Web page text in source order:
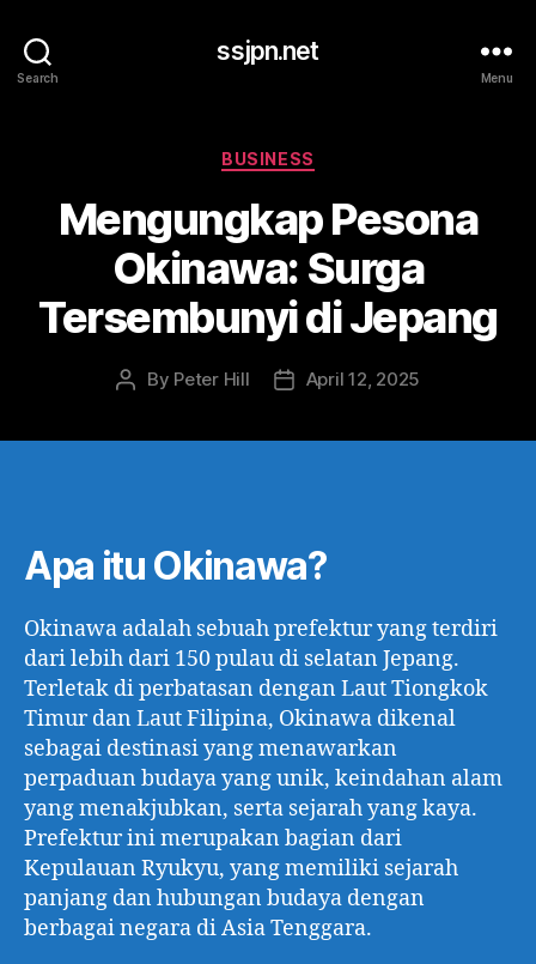
Search
ssjpn.net
Menu
Categories
BUSINESS
Mengungkap Pesona
Okinawa: Surga
Tersembunyi di Jepang
Post
By Peter Hill
PostApril 12, 2025
Apa itu Okinawa?
Okinawa adalah sebuah prefektur yang terdiri
dari lebih dari 150 pulau di selatan Jepang.
Terletak di perbatasan dengan Laut Tiongkok
Timur dan Laut Filipina, Okinawa dikenal
sebagai destinasi yang menawarkan
perpaduan budaya yang unik, keindahan alam
yang menakjubkan, serta sejarah yang kaya.
Prefektur ini merupakan bagian dari
Kepulauan Ryukyu, yang memiliki sejarah
panjang dan hubungan budaya dengan
berbagai negara di Asia Tenggara.